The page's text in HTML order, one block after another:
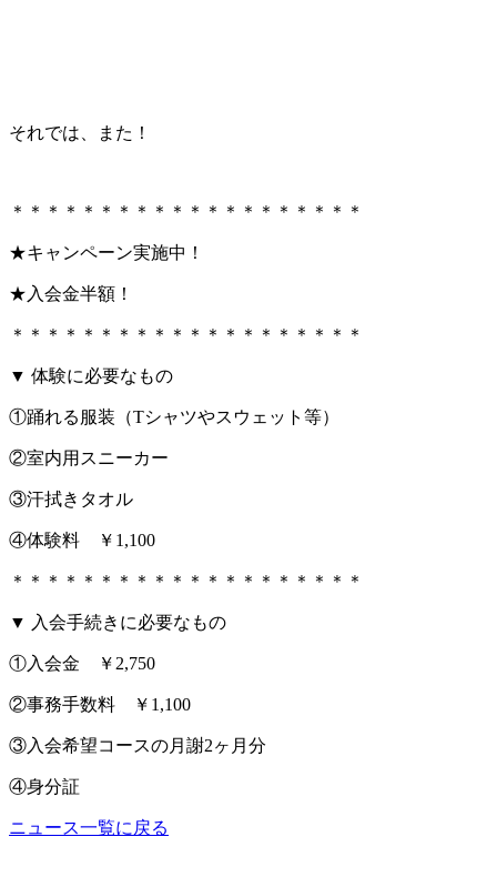
それでは、また！
＊＊＊＊＊＊＊＊＊＊＊＊＊＊＊＊＊＊＊＊
★キャンペーン実施中！
★入会金半額！
＊＊＊＊＊＊＊＊＊＊＊＊＊＊＊＊＊＊＊＊
▼ 体験に必要なもの
①踊れる服装（Tシャツやスウェット等）
②室内用スニーカー
③汗拭きタオル
④体験料 ￥1,100
＊＊＊＊＊＊＊＊＊＊＊＊＊＊＊＊＊＊＊＊
▼ 入会手続きに必要なもの
①入会金 ￥2,750
②事務手数料 ￥1,100
③入会希望コースの月謝2ヶ月分
④身分証
ニュース一覧に戻る